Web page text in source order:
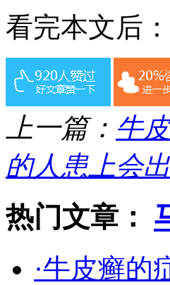
看完本文后：
上一篇： 牛
的人患上会
热门文章：
·牛皮癣的